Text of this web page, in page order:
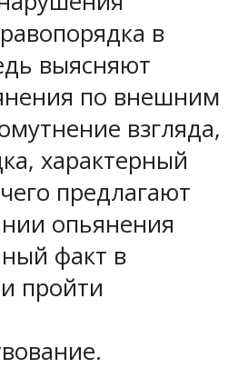
в
выясняют
по внешним
взгляда,
характерный
предлагают
опьянения
факт в
пройти